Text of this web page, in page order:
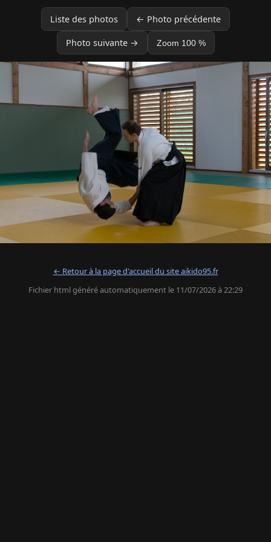
Liste des photos ← Photo précédente
Photo suivante → Zoom 100 %
← Retour à la page d'accueil du site aikido95.fr
Fichier html généré automatiquement le 11/07/2026 à 22:29